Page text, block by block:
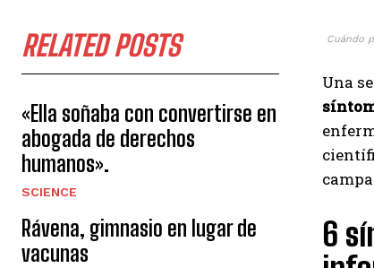
RELATED POSTS
«Ella soñaba con convertirse en
abogada de derechos
humanos».
SCIENCE
Rávena, gimnasio en lugar de
vacunas
Cuándo
Una
6